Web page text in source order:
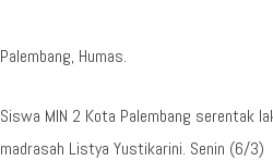
Palembang, Humas.
Siswa MIN 2 Kota Palembang serentak
madrasah Listya Yustikarini. Senin (6/3)